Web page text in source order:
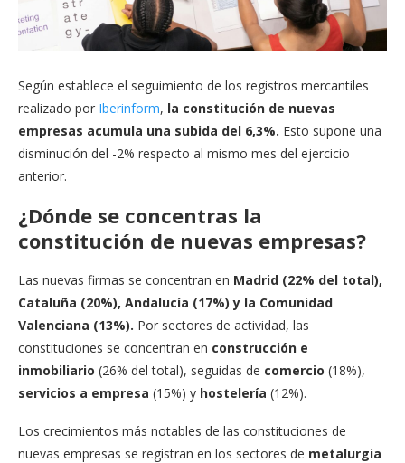
Según establece el seguimiento de los registros mercantiles
realizado por Iberinform, la constitución de nuevas
empresas acumula una subida del 6,3%. Esto supone una
disminución del -2% respecto al mismo mes del ejercicio
anterior.
¿Dónde se concentras la
constitución de nuevas empresas?
Las nuevas firmas se concentran en Madrid (22% del total),
Cataluña (20%), Andalucía (17%) y la Comunidad
Valenciana (13%). Por sectores de actividad, las
constituciones se concentran en construcción e
inmobiliario (26% del total), seguidas de comercio (18%),
servicios a empresa (15%) y hostelería (12%).
Los crecimientos más notables de las constituciones de
nuevas empresas se registran en los sectores de metalurgia